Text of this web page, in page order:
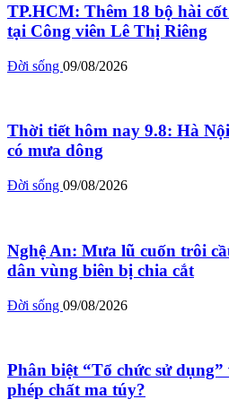
TP.HCM: Thêm 18 bộ hài
tại Công viên Lê Thị Riêng
Đời sống 09/08/2026
Thời tiết hôm nay 9.8: Hà
có mưa dông
Đời sống 09/08/2026
Nghệ An: Mưa lũ cuốn trôi
dân vùng biên bị chia cắt
Đời sống 09/08/2026
Phân biệt “Tổ chức sử
phép chất ma túy?